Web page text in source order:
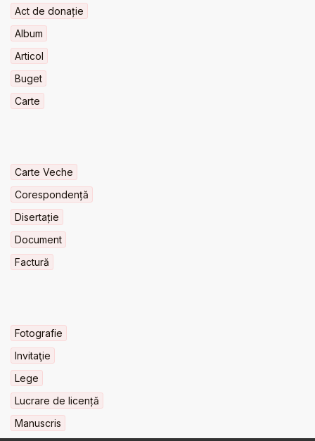
Act de donație
Album
Articol
Buget
Carte
Carte Veche
Corespondență
Disertație
Document
Factură
Fotografie
Invitaţie
Lege
Lucrare de licență
Manuscris